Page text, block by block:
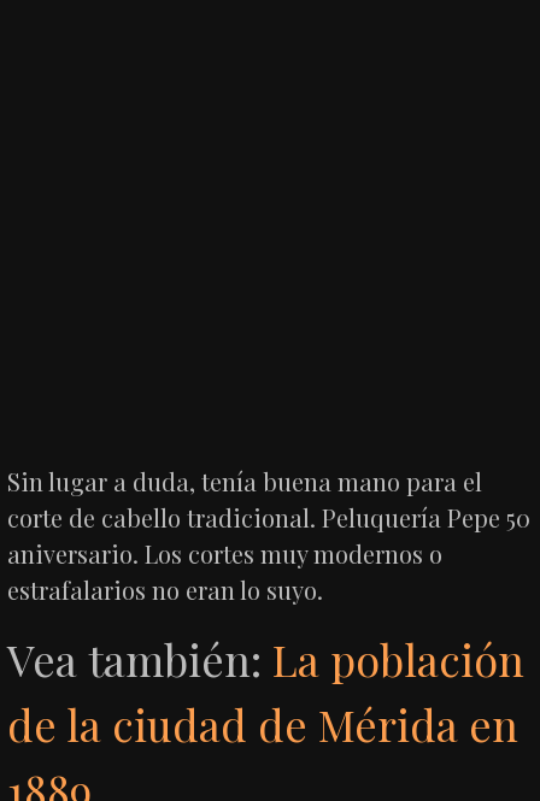
Sin lugar a duda, tenía buena mano para el
corte de cabello tradicional. Peluquería Pepe 50
aniversario. Los cortes muy modernos o
estrafalarios no eran lo suyo.
Vea también: La población
de la ciudad de Mérida en
1889